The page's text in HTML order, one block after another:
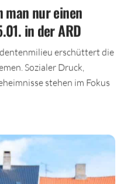
man nur einen
in der ARD
erschüttert die
Sozialer Druck,
stehen im Fokus